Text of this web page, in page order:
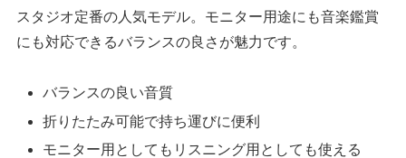
スタジオ定番の人気モデル。モニター用途にも音楽鑑賞
にも対応できるバランスの良さが魅力です。
バランスの良い音質
折りたたみ可能で持ち運びに便利
モニター用としてもリスニング用としても使える